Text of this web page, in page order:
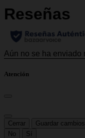
Atención
Cerrar
Guardar cambios
No
Sí